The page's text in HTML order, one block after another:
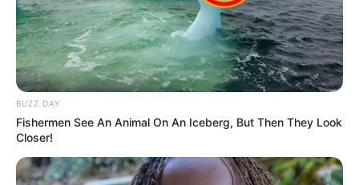
BUZZ DAY
Fishermen See An Animal On An Iceberg, But Then They Look
Closer!